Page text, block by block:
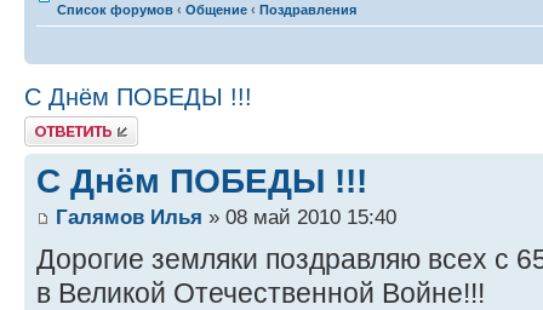
Список форумов ‹ Общение ‹ Поздравления
С Днём ПОБЕДЫ !!!
Ответить
С Днём ПОБЕДЫ !!!
Галямов Илья » 08 май 2010 15:40
Дорогие земляки поздравляю всех
в Великой Отечественной Войне!!!